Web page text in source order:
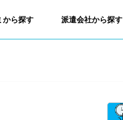
から探す 派遣会社から探す